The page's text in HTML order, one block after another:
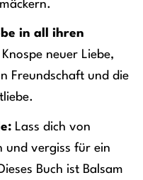
in all ihren
neuer Liebe,
Freundschaft und die
Lass dich von
und vergiss für ein
Buch ist Balsam